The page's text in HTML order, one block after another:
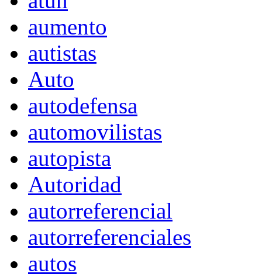
aumento
autistas
Auto
autodefensa
automovilistas
autopista
Autoridad
autorreferencial
autorreferenciales
autos